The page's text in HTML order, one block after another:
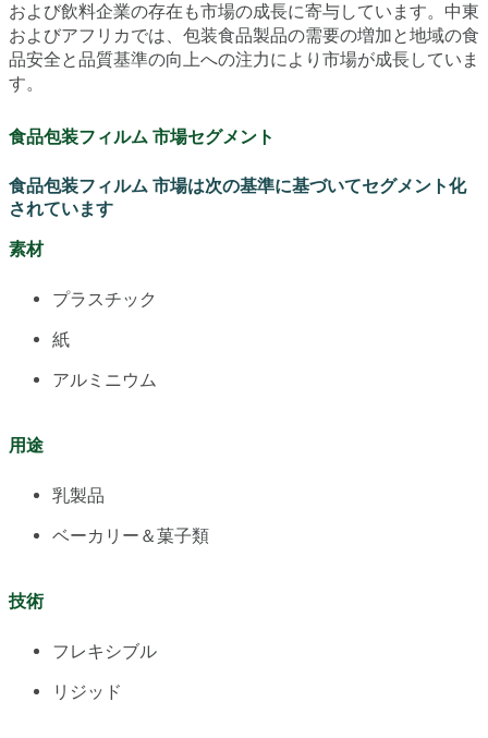
および飲料企業の存在も市場の成長に寄与しています。中東
およびアフリカでは、包装食品製品の需要の増加と地域の食
品安全と品質基準の向上への注力により市場が成長していま
す。
食品包装フィルム 市場セグメント
食品包装フィルム 市場は次の基準に基づいてセグメント化
されています
素材
プラスチック
紙
アルミニウム
用途
乳製品
ベーカリー＆菓子類
技術
フレキシブル
リジッド